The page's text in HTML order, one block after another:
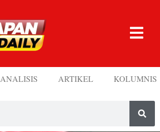
ANALISIS ARTIKEL KOLUMNIS